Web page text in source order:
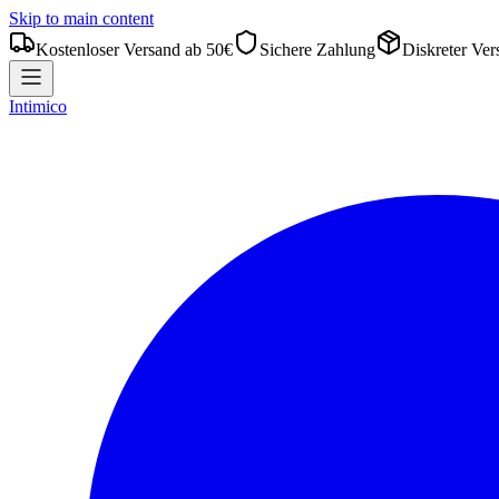
Skip to main content
Kostenloser Versand ab 50€
Sichere Zahlung Diskreter
Intimico